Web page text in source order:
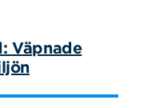
Väpnade